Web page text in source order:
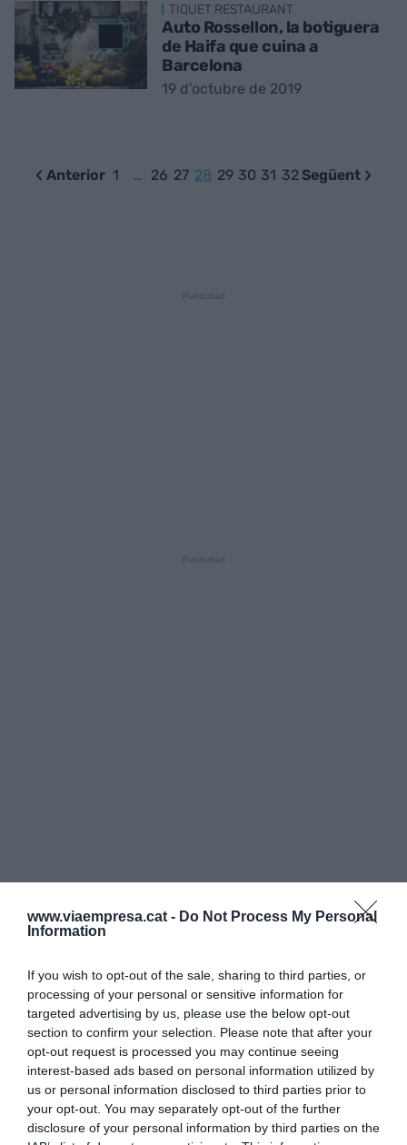
www.viaempresa.cat - Do Not Process My Personal
Information
If you wish to opt-out of the sale, sharing to third parties, or
processing of your personal or sensitive information for
targeted advertising by us, please use the below opt-out
section to confirm your selection. Please note that after your
opt-out request is processed you may continue seeing
interest-based ads based on personal information utilized by
us or personal information disclosed to third parties prior to
your opt-out. You may separately opt-out of the further
disclosure of your personal information by third parties on the
TIQUET RESTAURANT
Auto Rossellon, la botiguera
de Haifa que cuina a
Barcelona
19 d’octubre de 2019
Anterior 1 … 26 27 28 29 30 31 32 Següent